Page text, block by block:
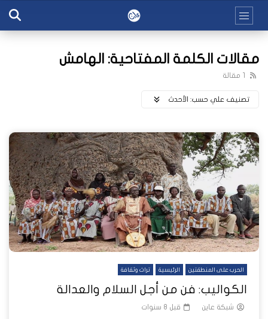
مقالات الكلمة المفتاحية: الهامش
1 مقالة
تصنيف علي حسب: اﻷحدث
الحرب على المنطقتين الرئيسية تراث وثقافة
الكواليب: فن من أجل السلام والعدالة
شبكة عاين قبل 8 سنوات